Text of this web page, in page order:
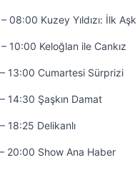
08:00 Kuzey Yıldızı: İlk Aşk
10:00 Keloğlan ile Cankız
13:00 Cumartesi Sürprizi
14:30 Şaşkın Damat
18:25 Delikanlı
20:00 Show Ana Haber